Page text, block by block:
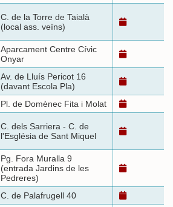
C. de la Torre de Taialà
(local ass. veïns)
Aparcament Centre Cívic
Onyar
Av. de Lluís Pericot 16
(davant Escola Pla)
Pl. de Domènec Fita i Molat
C. dels Sarriera - C. de
l'Església de Sant Miquel
Pg. Fora Muralla 9
(entrada Jardins de les
Pedreres)
C. de Palafrugell 40